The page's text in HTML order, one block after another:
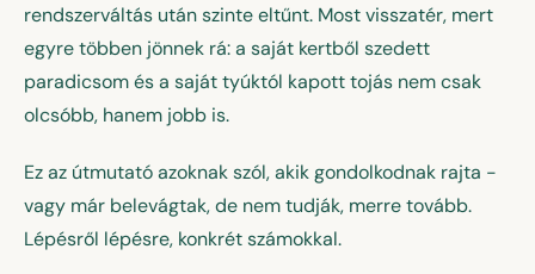
rendszerváltás után szinte eltűnt. Most visszatér, mert
egyre többen jönnek rá: a saját kertből szedett
paradicsom és a saját tyúktól kapott tojás nem csak
olcsóbb, hanem jobb is.
Ez az útmutató azoknak szól, akik gondolkodnak rajta -
vagy már belevágtak, de nem tudják, merre tovább.
Lépésről lépésre, konkrét számokkal.